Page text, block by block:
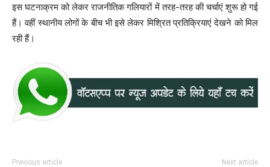
इस घटनाक्रम को लेकर राजनीतिक गलियारों में तरह-तरह की चर्चाएं शुरू हो गई
हैं। वहीं स्थानीय लोगों के बीच भी इसे लेकर मिश्रित प्रतिक्रियाएं देखने को मिल
रही हैं।
Previous article Next article